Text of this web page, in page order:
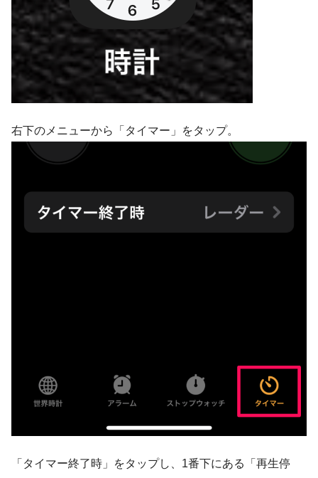
右下のメニューから「タイマー」をタップ。
「タイマー終了時」をタップし、1番下にある「再生停